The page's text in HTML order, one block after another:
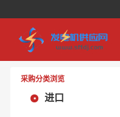
采购分类浏览
进口